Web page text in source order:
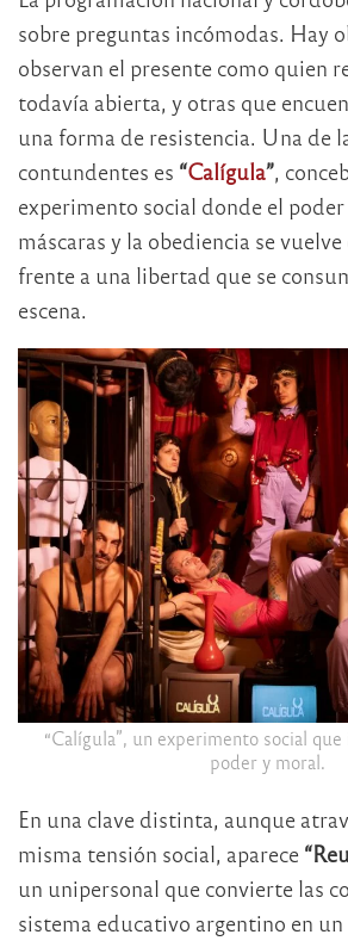
sobre preguntas incómodas. Hay
observan el presente como quien
todavía abierta, y otras que
una forma de resistencia. Una de
contundentes es “Calígula”,
experimento social donde el poder
máscaras y la obediencia se
frente a una libertad que se
escena.
“Calígula”, un experimento social
poder y moral.
En una clave distinta, aunque
misma tensión social, aparece
un unipersonal que convierte las
sistema educativo argentino en